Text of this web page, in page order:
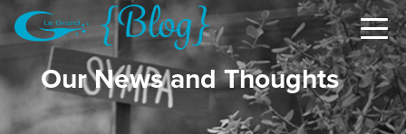
Our News and Thoughts